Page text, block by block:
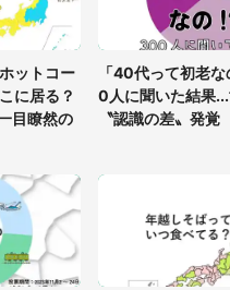
旅行に途中参加する娘を送って
道で遭難状態。なんとか見つけ
ると、住人の男性が...」
ットコー
に居る？
目瞭然の
「40代って初老
0人に聞いた結果
〝認識の差〟発覚